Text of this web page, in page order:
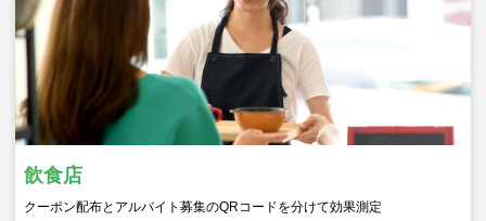
飲食店
クーポン配布とアルバイト募集のQRコードを分けて効果測定